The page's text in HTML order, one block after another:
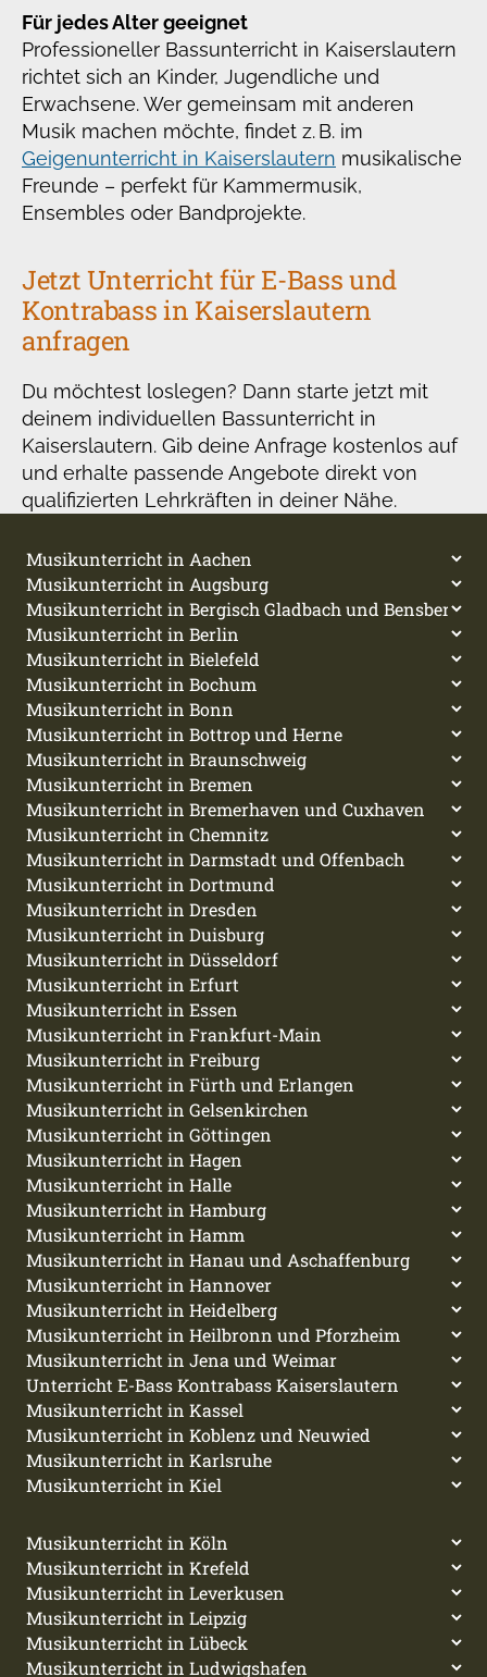
Für jedes Alter geeignet
Professioneller Bassunterricht in Kaiserslautern
richtet sich an Kinder, Jugendliche und
Erwachsene. Wer gemeinsam mit anderen
Musik machen möchte, findet z. B. im
Geigenunterricht in Kaiserslautern musikalische
Freunde – perfekt für Kammermusik,
Ensembles oder Bandprojekte.
Jetzt Unterricht für E-Bass und
Kontrabass in Kaiserslautern
anfragen
Du möchtest loslegen? Dann starte jetzt mit
deinem individuellen Bassunterricht in
Kaiserslautern. Gib deine Anfrage kostenlos auf
und erhalte passende Angebote direkt von
qualifizierten Lehrkräften in deiner Nähe.